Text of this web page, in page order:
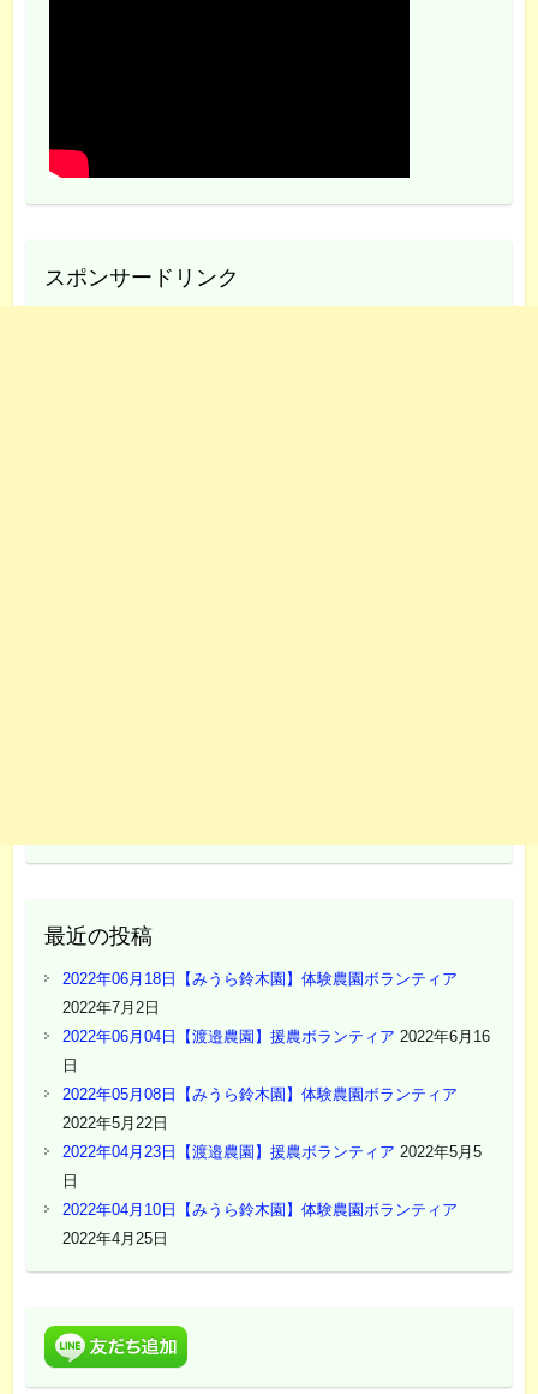
スポンサードリンク
最近の投稿
2022年06月18日【みうら鈴木園】体験農園ボランティア
2022年7月2日
2022年06月04日【渡邉農園】援農ボランティア 2022年6月16
日
2022年05月08日【みうら鈴木園】体験農園ボランティア
2022年5月22日
2022年04月23日【渡邉農園】援農ボランティア 2022年5月5
日
2022年04月10日【みうら鈴木園】体験農園ボランティア
2022年4月25日